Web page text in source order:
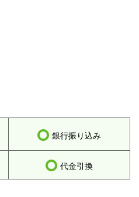
銀行振り込み
代金引換